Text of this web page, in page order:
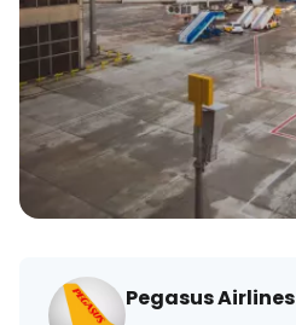
Pegasus Airlines